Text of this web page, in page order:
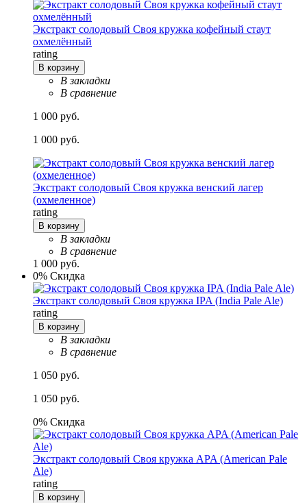
Экстракт солодовый Своя кружка кофейный стаут
охмелённый
rating
В корзину
В закладки
В сравнение
1 000 руб.
1 000 руб.
Экстракт солодовый Своя кружка венский лагер
(охмеленное)
rating
В корзину
В закладки
В сравнение
1 000 руб.
0% Скидка
Экстракт солодовый Своя кружка IPA (India Pale Ale)
rating
В корзину
В закладки
В сравнение
1 050 руб.
1 050 руб.
0% Скидка
Экстракт солодовый Своя кружка APA (American Pale
Ale)
rating
В корзину